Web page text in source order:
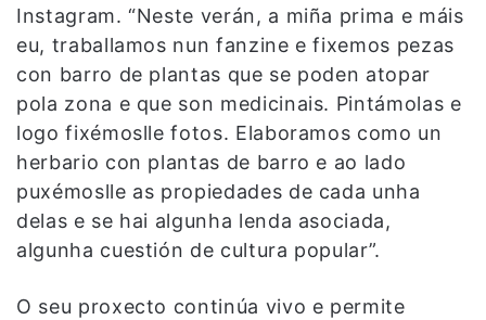
Instagram. “Neste verán, a miña prima e máis
eu, traballamos nun fanzine e fixemos pezas
con barro de plantas que se poden atopar
pola zona e que son medicinais. Pintámolas e
logo fixémoslle fotos. Elaboramos como un
herbario con plantas de barro e ao lado
puxémoslle as propiedades de cada unha
delas e se hai algunha lenda asociada,
algunha cuestión de cultura popular”.
O seu proxecto continúa vivo e permite